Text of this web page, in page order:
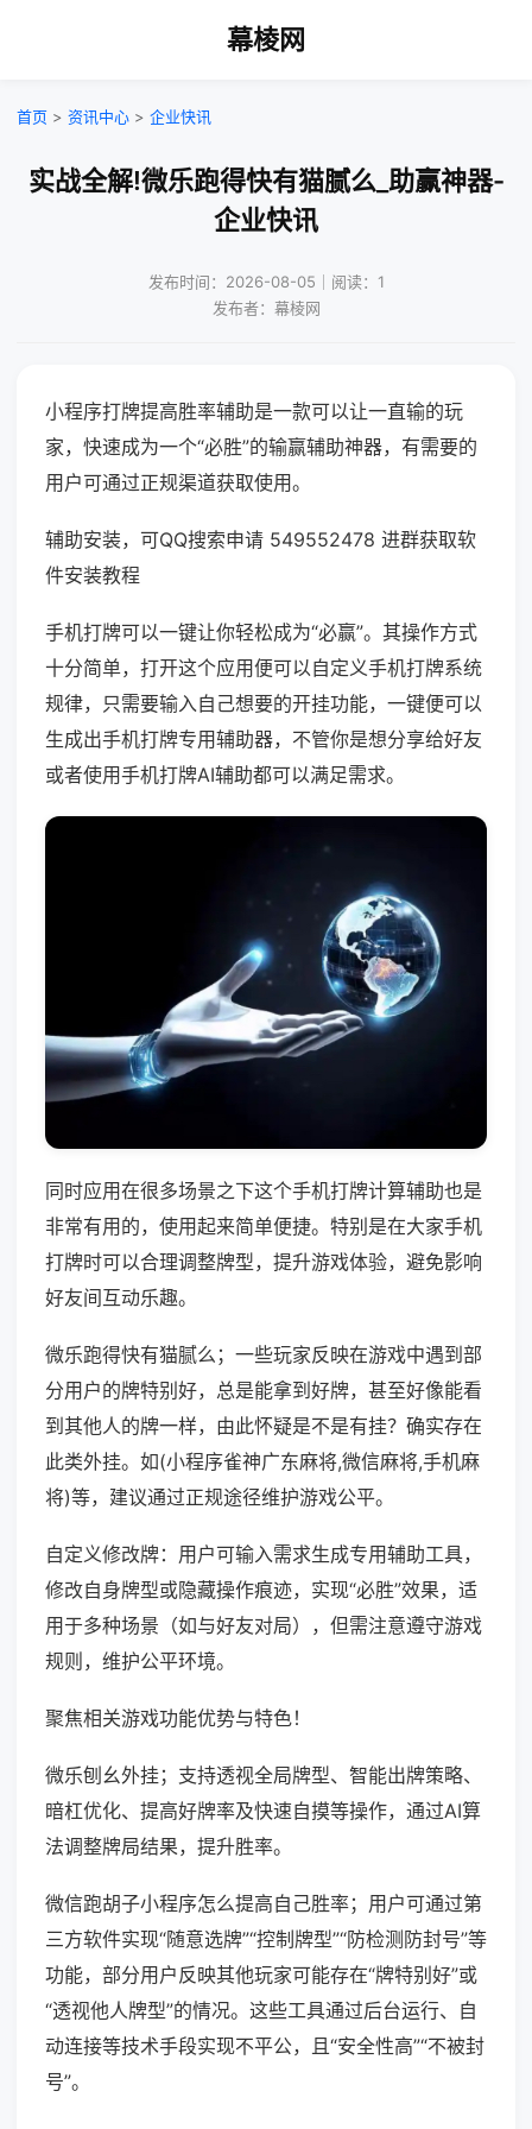
幕棱网
首页 > 资讯中心 > 企业快讯
实战全解!微乐跑得快有猫腻么_助赢神器-
企业快讯
发布时间：2026-08-05｜阅读：1
发布者：幕棱网
小程序打牌提高胜率辅助是一款可以让一直输的玩
家，快速成为一个“必胜”的输赢辅助神器，有需要的
用户可通过正规渠道获取使用。
辅助安装，可QQ搜索申请 549552478 进群获取软
件安装教程
手机打牌可以一键让你轻松成为“必赢”。其操作方式
十分简单，打开这个应用便可以自定义手机打牌系统
规律，只需要输入自己想要的开挂功能，一键便可以
生成出手机打牌专用辅助器，不管你是想分享给好友
或者使用手机打牌AI辅助都可以满足需求。
同时应用在很多场景之下这个手机打牌计算辅助也是
非常有用的，使用起来简单便捷。特别是在大家手机
打牌时可以合理调整牌型，提升游戏体验，避免影响
好友间互动乐趣。
微乐跑得快有猫腻么；一些玩家反映在游戏中遇到部
分用户的牌特别好，总是能拿到好牌，甚至好像能看
到其他人的牌一样，由此怀疑是不是有挂？确实存在
此类外挂。如(小程序雀神广东麻将,微信麻将,手机麻
将)等，建议通过正规途径维护游戏公平。
自定义修改牌：用户可输入需求生成专用辅助工具，
修改自身牌型或隐藏操作痕迹，实现“必胜”效果，适
用于多种场景（如与好友对局），但需注意遵守游戏
规则，维护公平环境。
聚焦相关游戏功能优势与特色！
微乐刨幺外挂；支持透视全局牌型、智能出牌策略、
暗杠优化、提高好牌率及快速自摸等操作，通过AI算
法调整牌局结果，提升胜率。
微信跑胡子小程序怎么提高自己胜率；用户可通过第
三方软件实现“随意选牌”“控制牌型”“防检测防封号”等
功能，部分用户反映其他玩家可能存在“牌特别好”或
“透视他人牌型”的情况。这些工具通过后台运行、自
动连接等技术手段实现不平公，且“安全性高”“不被封
号”。